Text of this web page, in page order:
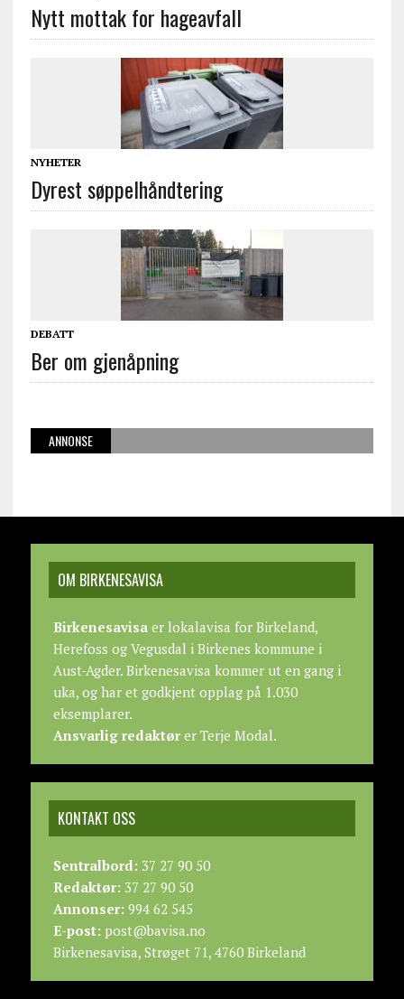
Nytt mottak for hageavfall
NYHETER
Dyrest søppelhåndtering
DEBATT
Ber om gjenåpning
ANNONSE
OM BIRKENESAVISA
Birkenesavisaer lokalavisa for Birkeland,
Herefoss og Vegusdal i Birkenes kommune i
Aust-Agder. Birkenesavisa kommer ut en gang i
uka, og har et godkjent opplag på 1.030
eksemplarer.
Ansvarlig redaktører Terje Modal.
KONTAKT OSS
Sentralbord:37 27 90 50
Redaktør:37 27 90 50
Annonser:994 62 545
E-post:post@bavisa.no
Birkenesavisa, Strøget 71, 4760 Birkeland